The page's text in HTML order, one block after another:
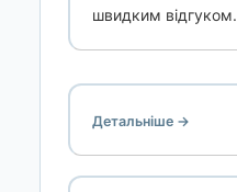
швидким відгуком.
Детальніше →